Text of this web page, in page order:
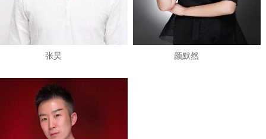
张昊 颜默然